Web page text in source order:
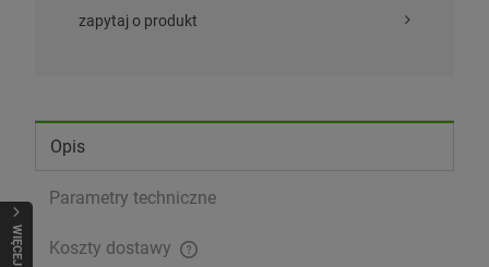
WIĘCEJ
zapytaj o produkt
Opis
Parametry techniczne
Koszty dostawy